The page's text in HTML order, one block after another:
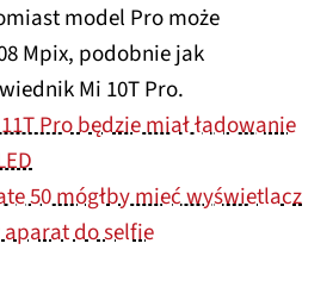
model Pro może
Mpix, podobnie jak
Mi 10T Pro.
Pro będzie miał ładowanie
50 mógłby mieć wyświetlacz
do selfie